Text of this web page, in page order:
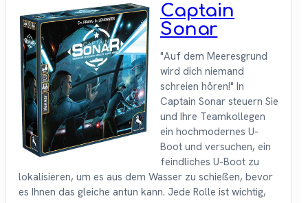
Captain
Sonar
"Auf dem Meeresgrund
wird dich niemand
schreien hören!" In
Captain Sonar steuern Sie
und Ihre Teamkollegen
ein hochmodernes U-
Boot und versuchen, ein
feindliches U-Boot zu
lokalisieren, um es aus dem Wasser zu schießen, bevor
es Ihnen das gleiche antun kann. Jede Rolle ist wichtig,